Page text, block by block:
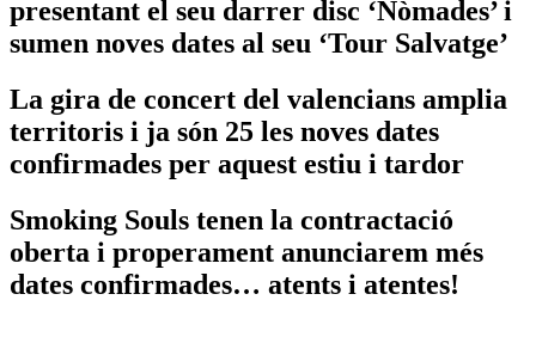
presentant el seu darrer disc ‘Nòmades’ i
sumen noves dates al seu ‘Tour Salvatge’
La gira de concert del valencians amplia
territoris i ja són 25 les noves dates
confirmades per aquest estiu i tardor
Smoking Souls tenen la contractació
oberta i properament anunciarem més
dates confirmades… atents i atentes!